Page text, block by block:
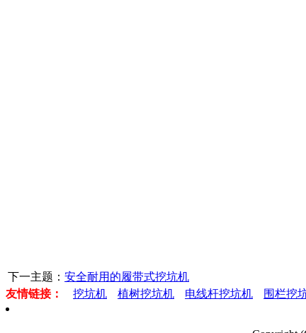
下一主题： 安全耐用的履带式挖坑机
友情链接：
挖坑机 植树挖坑机 电线杆挖坑机 围栏挖